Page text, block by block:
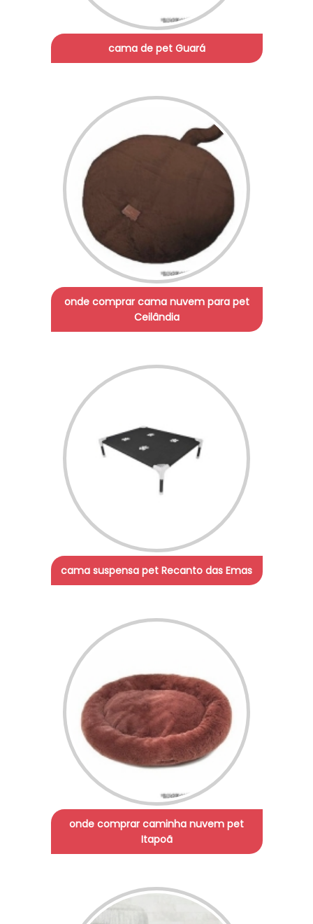
cama de pet Guará
onde comprar cama nuvem para pet
Ceilândia
cama suspensa pet Recanto das Emas
onde comprar caminha nuvem pet
Itapoã